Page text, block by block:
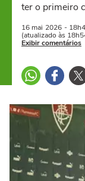
ter o primeiro
16 mai 2026 -
(atualizado às
Exibir comentários